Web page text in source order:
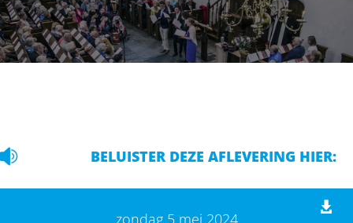
 BELUISTER DEZE AFLEVERING HIER:
zondag 5 mei 2024